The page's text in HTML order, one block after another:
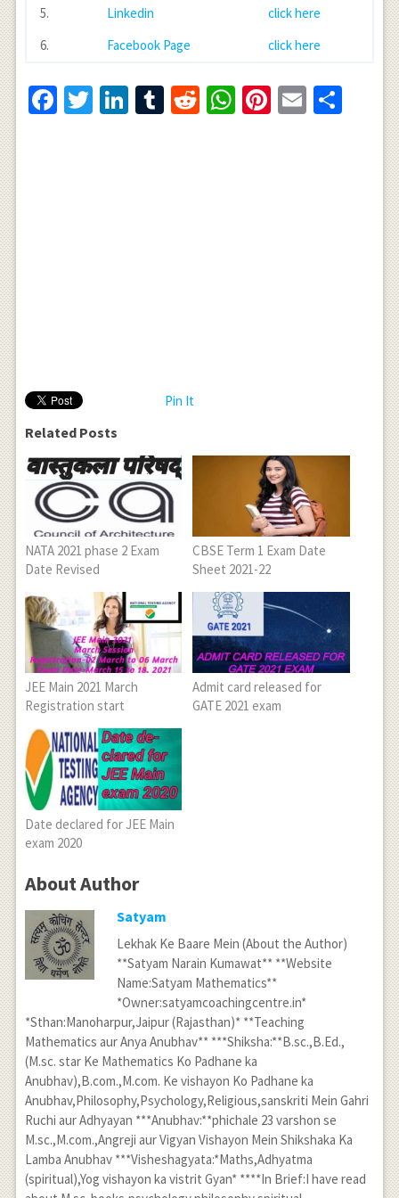
5. Linkedin
click here
6.
Facebook Page click here
Facebook
Twitter
LinkedIn
Tumblr
RedditWhatsApp
Pinterest
Email
Pin It
Related Posts
NATA 2021 phase 2 Exam
Date Revised
CBSE Term 1 Exam Date
Sheet 2021-22
JEE Main 2021 March
Registration start
Admit card released for
GATE 2021 exam
Date declared for JEE Main
exam 2020
About Author
Satyam
Lekhak Ke Baare Mein (About the Author)
**Satyam Narain Kumawat** **Website
Name:Satyam Mathematics**
*Owner:satyamcoachingcentre.in*
*Sthan:Manoharpur,Jaipur (Rajasthan)* **Teaching
Mathematics aur Anya Anubhav** ***Shiksha:**B.sc.,B.Ed.,
(M.sc. star Ke Mathematics Ko Padhane ka
Anubhav),B.com.,M.com. Ke vishayon Ko Padhane ka
Anubhav,Philosophy,Psychology,Religious,sanskriti Mein Gahri
Ruchi aur Adhyayan ***Anubhav:**phichale 23 varshon se
M.sc.,M.com.,Angreji aur Vigyan Vishayon Mein Shikshaka Ka
Lamba Anubhav ***Visheshagyata:*Maths,Adhyatma
(spiritual),Yog vishayon ka vistrit Gyan* ****In Brief:I have read